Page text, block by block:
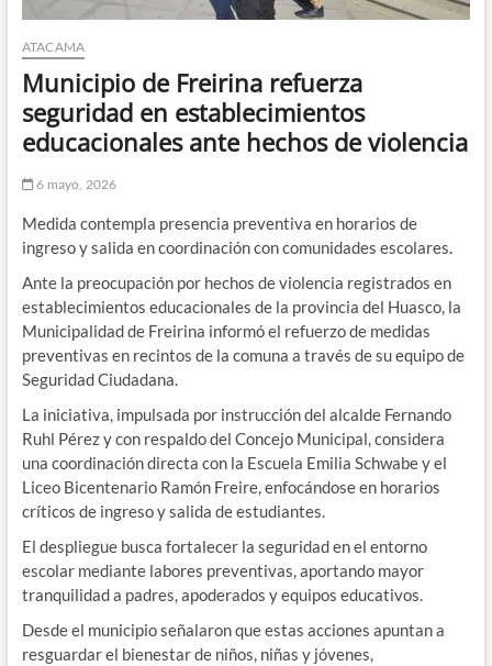
ATACAMA
Municipio de Freirina refuerza
seguridad en establecimientos
educacionales ante hechos de violencia
6 mayo, 2026
Medida contempla presencia preventiva en horarios de
ingreso y salida en coordinación con comunidades escolares.
Ante la preocupación por hechos de violencia registrados en
establecimientos educacionales de la provincia del Huasco, la
Municipalidad de Freirina informó el refuerzo de medidas
preventivas en recintos de la comuna a través de su equipo de
Seguridad Ciudadana.
La iniciativa, impulsada por instrucción del alcalde Fernando
Ruhl Pérez y con respaldo del Concejo Municipal, considera
una coordinación directa con la Escuela Emilia Schwabe y el
Liceo Bicentenario Ramón Freire, enfocándose en horarios
críticos de ingreso y salida de estudiantes.
El despliegue busca fortalecer la seguridad en el entorno
escolar mediante labores preventivas, aportando mayor
tranquilidad a padres, apoderados y equipos educativos.
Desde el municipio señalaron que estas acciones apuntan a
resguardar el bienestar de niños, niñas y jóvenes,